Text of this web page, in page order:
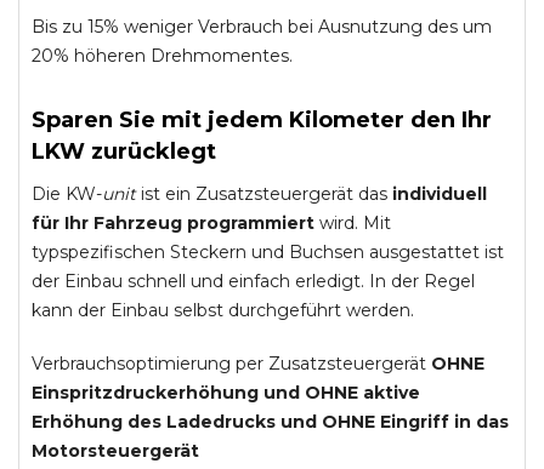
Bis zu 15% weniger Verbrauch bei Ausnutzung des um
20% höheren Drehmomentes.
Sparen Sie mit jedem Kilometer den Ihr
LKW zurücklegt
Die KW-unitist ein Zusatzsteuergerät das individuell
für Ihr Fahrzeug programmiert wird. Mit
typspezifischen Steckern und Buchsen ausgestattet ist
der Einbau schnell und einfach erledigt. In der Regel
kann der Einbau selbst durchgeführt werden.
Verbrauchsoptimierung per Zusatzsteuergerät OHNE
Einspritzdruckerhöhung und OHNE aktive
Erhöhung des Ladedrucks und OHNE Eingriff in das
Motorsteuergerät